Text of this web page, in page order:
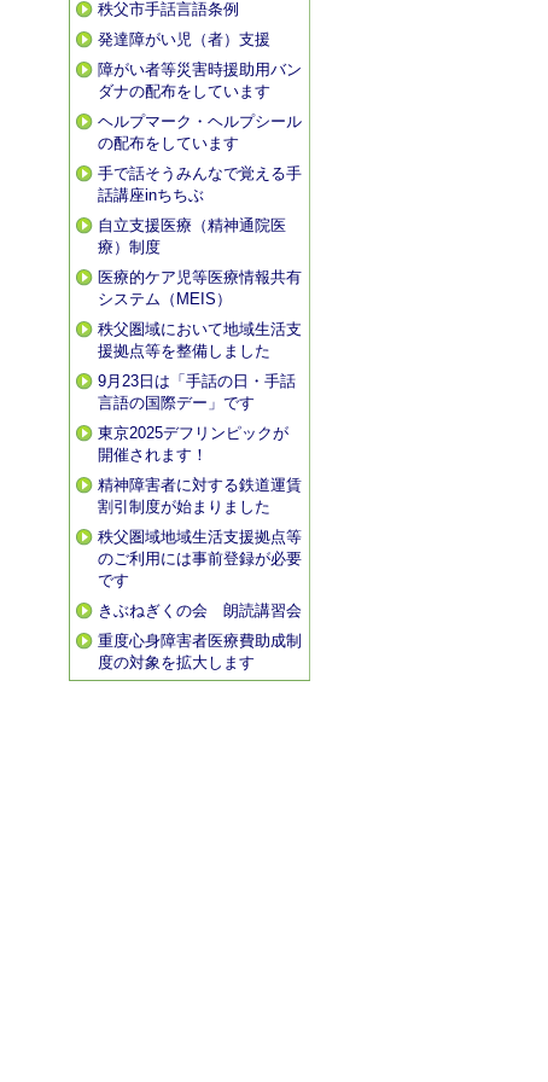
秩父市手話言語条例
発達障がい児（者）支援
障がい者等災害時援助用バン
ダナの配布をしています
ヘルプマーク・ヘルプシール
の配布をしています
手で話そうみんなで覚える手
話講座inちちぶ
自立支援医療（精神通院医
療）制度
医療的ケア児等医療情報共有
システム（MEIS）
秩父圏域において地域生活支
援拠点等を整備しました
9月23日は「手話の日・手話
言語の国際デー」です
東京2025デフリンピックが
開催されます！
精神障害者に対する鉄道運賃
割引制度が始まりました
秩父圏域地域生活支援拠点等
のご利用には事前登録が必要
です
きぶねぎくの会 朗読講習会
重度心身障害者医療費助成制
度の対象を拡大します